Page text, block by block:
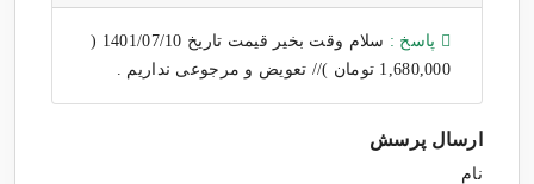
پاسخ :
سلام وقت بخیر قیمت تاریخ 1401/07/10 (
1,680,000 تومان )// تعویض و مرجوعی نداریم .
ارسال پرسش
نام